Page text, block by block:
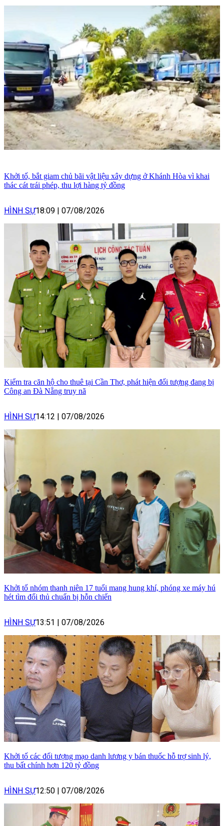
Khởi tố, bắt giam chủ bãi vật liệu xây dựng ở Khánh Hòa vì khai
thác cát trái phép, thu lợi hàng tỷ đồng
HÌNH SỰ18:09 07/08/2026
Kiểm tra căn hộ cho thuê tại Cần Thơ, phát hiện đối tượng đang bị
Công an Đà Nẵng truy nã
HÌNH SỰ14:12 07/08/2026
Khởi tố nhóm thanh niên 17 tuổi mang hung khí, phóng xe máy hú
hét tìm đối thủ chuẩn bị hỗn chiến
HÌNH SỰ13:51 07/08/2026
Khởi tố các đối tượng mạo danh lương y bán thuốc hỗ trợ sinh lý,
thu bất chính hơn 120 tỷ đồng
HÌNH SỰ12:50 | 07/08/2026